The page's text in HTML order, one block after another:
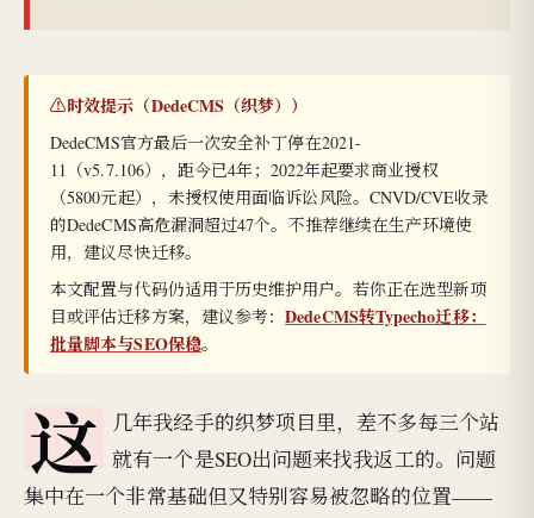
⚠️时效提示（DedeCMS（织梦））
DedeCMS官方最后一次安全补丁停在2021-
11（v5.7.106），距今已4年；2022年起要求商业授权
（5800元起），未授权使用面临诉讼风险。CNVD/CVE收录
的DedeCMS高危漏洞超过47个。不推荐继续在生产环境使
用，建议尽快迁移。
本文配置与代码仍适用于历史维护用户。若你正在选型新项
目或评估迁移方案，建议参考：DedeCMS转Typecho迁移：
批量脚本与SEO保稳。
这
几年我经手的织梦项目里，差不多每三个站
就有一个是SEO出问题来找我返工的。问题
集中在一个非常基础但又特别容易被忽略的位置——